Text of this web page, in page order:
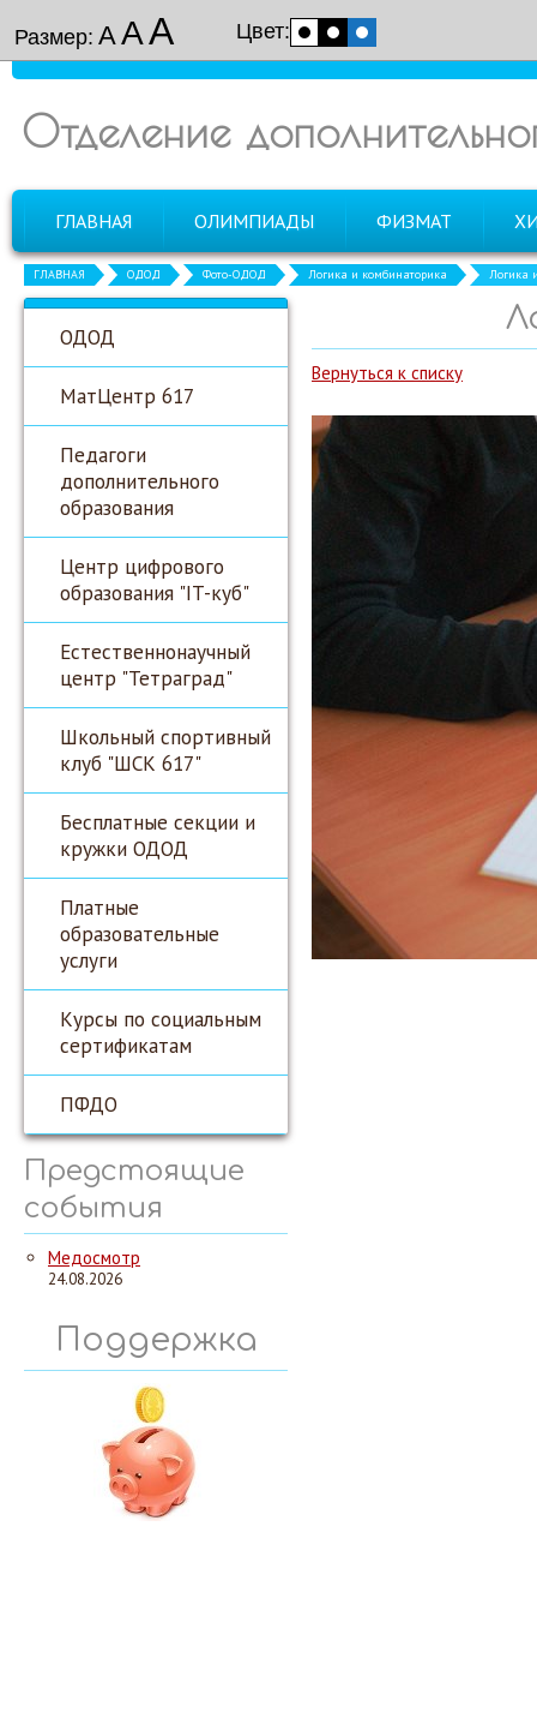
Размер: ААА Цвет:
Отделение
ГЛАВНАЯ ОЛИМПИАДЫ ФИЗМАТ
ГЛАВНАЯ ОДОД Фото-ОДОД Логика и комбинаторика Логика
ОДОД
МатЦентр 617
Педагоги
дополнительного
образования
Центр цифрового
образования "IT-куб"
Естественнонаучный
центр "Тетраград"
Школьный спортивный
клуб "ШСК 617"
Бесплатные секции и
кружки ОДОД
Платные
образовательные
услуги
Курсы по социальным
сертификатам
ПФДО
Предстоящие
события
Медосмотр
24.08.2026
Поддержка
Вернуться к списку